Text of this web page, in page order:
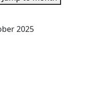
2025